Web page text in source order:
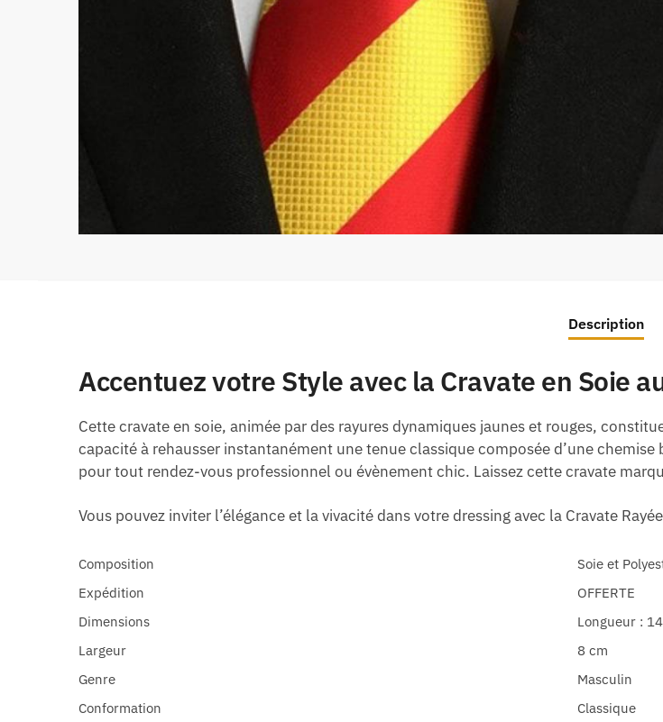
Description
Accentuez votre Style avec la Cravate en Soie
Cette cravate en soie, animée par des rayures dynamiques jaunes et rouges,
capacité à rehausser instantanément une tenue classique composée d’une
pour tout rendez-vous professionnel ou évènement chic. Laissez cette cravate
Vous pouvez inviter l’élégance et la vivacité dans votre dressing avec la Cravate
Composition
Soie et
Expédition
OFFERTE
Dimensions
Longueur :
Largeur
8 cm
Genre
Masculin
Conformation
Classique